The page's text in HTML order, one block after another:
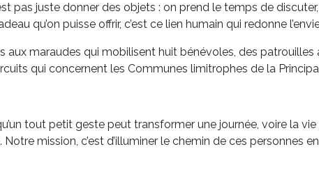
pas juste donner des objets : on prend le temps de
qu’on puisse offrir, c’est ce lien humain qui redonne
aux maraudes qui mobilisent huit bénévoles, des
qui concernent les Communes limitrophes de la
tout petit geste peut transformer une journée, voire la vie
mission, c’est d’illuminer le chemin de ces personnes